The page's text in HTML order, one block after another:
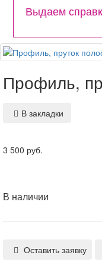
Выдаем
Профиль,
В закладки
3 500 руб.
В наличии
Оставить заявку